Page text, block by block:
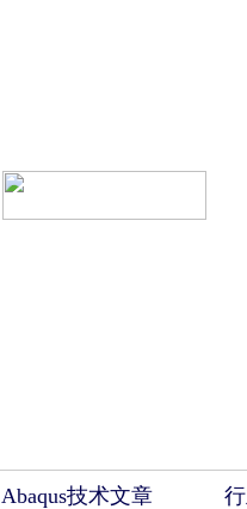
Abaqus技术文章